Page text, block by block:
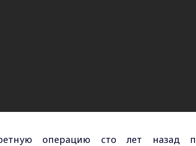
операцию сто лет назад